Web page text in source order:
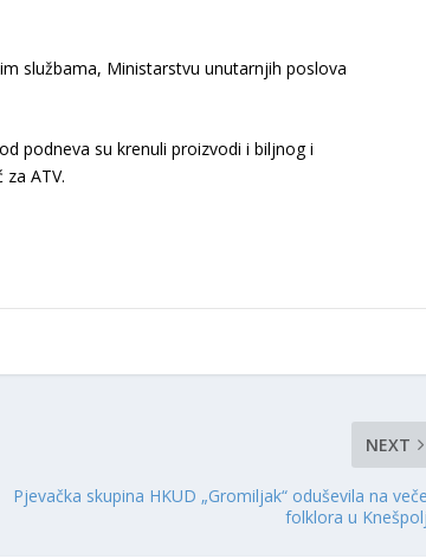
službama, Ministarstvu unutarnjih poslova
podneva su krenuli proizvodi i biljnog i
ATV.
NEXT
Pjevačka skupina HKUD „Gromiljak“ oduševila na
folklora u